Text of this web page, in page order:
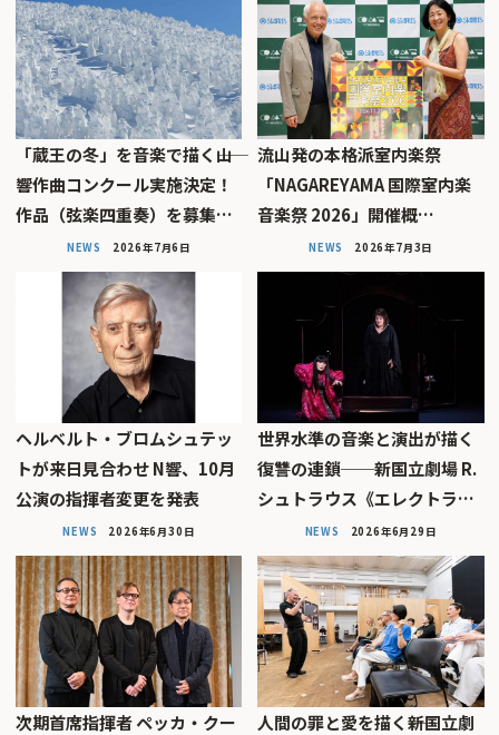
「蔵王の冬」を音楽で描く――山
響作曲コンクール実施決定！
作品（弦楽四重奏）を募集…
NEWS 2026年7月6日
流山発の本格派室内楽祭
「NAGAREYAMA 国際室内楽
音楽祭 2026」開催概…
NEWS 2026年7月3日
ヘルベルト・ブロムシュテッ
トが来日見合わせ N響、10月
公演の指揮者変更を発表
NEWS 2026年6月30日
世界水準の音楽と演出が描く
復讐の連鎖──新国立劇場 R.
シュトラウス《エレクトラ…
NEWS 2026年6月29日
次期首席指揮者 ペッカ・クー
人間の罪と愛を描く――新国立劇